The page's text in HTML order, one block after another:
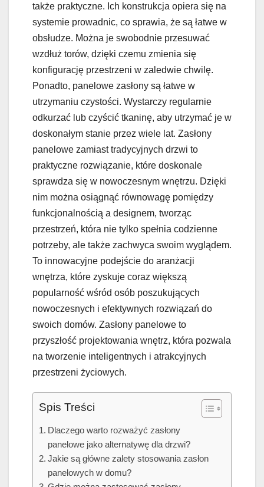
także praktyczne. Ich konstrukcja opiera się na
systemie prowadnic, co sprawia, że są łatwe w
obsłudze. Można je swobodnie przesuwać
wzdłuż torów, dzięki czemu zmienia się
konfigurację przestrzeni w zaledwie chwilę.
Ponadto, panelowe zasłony są łatwe w
utrzymaniu czystości. Wystarczy regularnie
odkurzać lub czyścić tkaninę, aby utrzymać je w
doskonałym stanie przez wiele lat. Zasłony
panelowe zamiast tradycyjnych drzwi to
praktyczne rozwiązanie, które doskonale
sprawdza się w nowoczesnym wnętrzu. Dzięki
nim można osiągnąć równowagę pomiędzy
funkcjonalnością a designem, tworząc
przestrzeń, która nie tylko spełnia codzienne
potrzeby, ale także zachwyca swoim wyglądem.
To innowacyjne podejście do aranżacji
wnętrza, które zyskuje coraz większą
popularność wśród osób poszukujących
nowoczesnych i efektywnych rozwiązań do
swoich domów. Zasłony panelowe to
przyszłość projektowania wnętrz, która pozwala
na tworzenie inteligentnych i atrakcyjnych
przestrzeni życiowych.
Spis Treści
Dlaczego warto rozważyć zasłony
panelowe jako alternatywę dla drzwi?
Jakie są główne zalety stosowania zasłon
panelowych w domu?